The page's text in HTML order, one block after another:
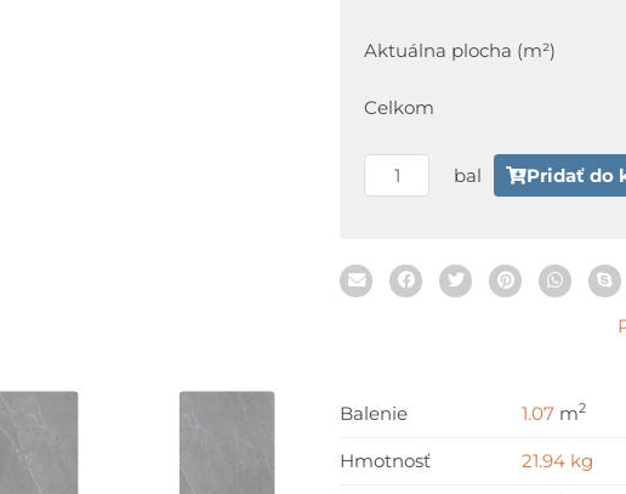
Aktuálna plocha (m²)
Celkom
Szkl.
Mat.
59,8
59,8
cm
bal Pridať do
Balenie 1.07 m2
Hmotnosť 21.94 kg